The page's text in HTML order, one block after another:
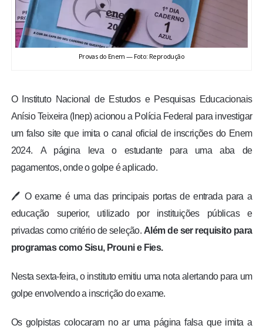
ENQUETE
TV LPB
Provas do Enem — Foto: Reprodução
O Instituto Nacional de Estudos e Pesquisas Educacionais
Anísio Teixeira (Inep) acionou a Polícia Federal para investigar
um falso site que imita o canal oficial de inscrições do Enem
2024. A página leva o estudante para uma aba de
pagamentos, onde o golpe é aplicado.
🖊️ O exame é uma das principais portas de entrada para a
educação superior, utilizado por instituições públicas e
privadas como critério de seleção. Além de ser requisito para
programas como Sisu, Prouni e Fies.
Nesta sexta-feira, o instituto emitiu uma nota alertando para um
golpe envolvendo a inscrição do exame.
Os golpistas colocaram no ar uma página falsa que imita a